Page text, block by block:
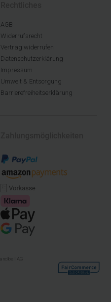
AGB
Widerrufsrecht
Vertrag widerrufen
Datenschutzerklärung
Impressum
Umwelt & Entsorgung
Barrierefreiheitserklärung